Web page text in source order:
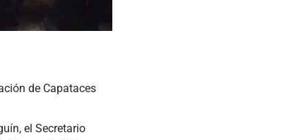
de Capataces
el Secretario